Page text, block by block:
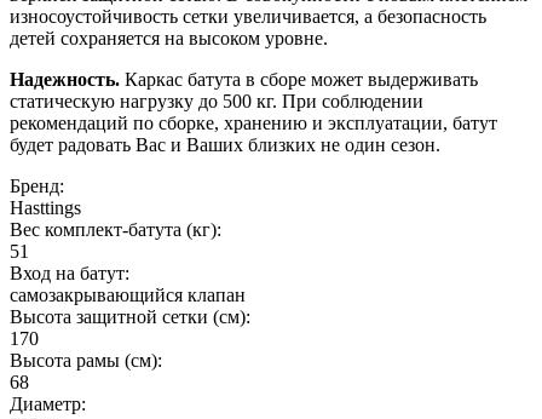
износоустойчивость сетки увеличивается, а безопасность
детей сохраняется на высоком уровне.
Надежность. Каркас батута в сборе может выдерживать
статическую нагрузку до 500 кг. При соблюдении
рекомендаций по сборке, хранению и эксплуатации, батут
будет радовать Вас и Ваших близких не один сезон.
Бренд:
Hasttings
Вес комплект-батута (кг):
51
Вход на батут:
самозакрывающийся клапан
Высота защитной сетки (см):
170
Высота рамы (см):
68
Диаметр: